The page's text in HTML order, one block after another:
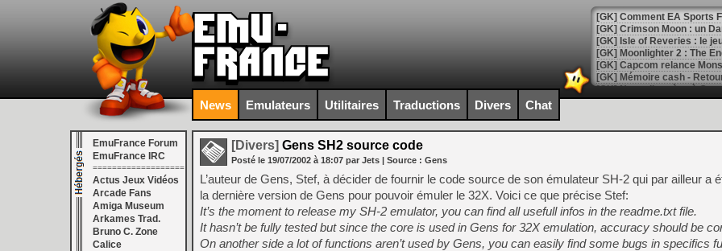
[GK] Comment EA Sports
[GK] Crimson Moon : un
[GK] Isle of Reveries : le
[GK] Moonlighter 2 : The
[GK] Capcom relance
[Mo5] Deux inédits du
[GK] Le beat'em up The
[GK] Endless Legend 2 :
[LS] [PS5] Le WebKit
News Emulateurs Utilitaires Traductions Divers Chat
EmuFrance Forum
EmuFrance IRC
===================
Actus Jeux Vidéos
Arcade Fans
Amiga Museum
Arkames Trad.
Bruno C. Zone
Calice
[Divers] Gens SH2 source code
Posté le 19/07/2002 à 18:07 par Jets | Source : Gens
L’auteur de Gens, Stef, à décider de fournir le code source de son émulateur SH-2 qui par ailleur a
la dernière version de Gens pour pouvoir émuler le 32X. Voici ce que précise Stef:
It’s the moment to release my SH-2 emulator, you can find all usefull infos in the readme.txt file.
It hasn’t be fully tested but since the core is used in Gens for 32X emulation, accuracy should be
On another side a lot of functions aren’t used by Gens, you can easily find some bugs in specifics